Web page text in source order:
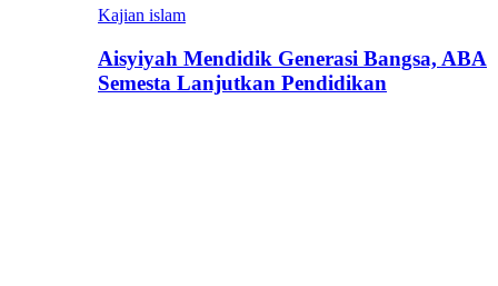
Kajian islam
Aisyiyah Mendidik Generasi Bangsa, ABA
Semesta Lanjutkan Pendidikan